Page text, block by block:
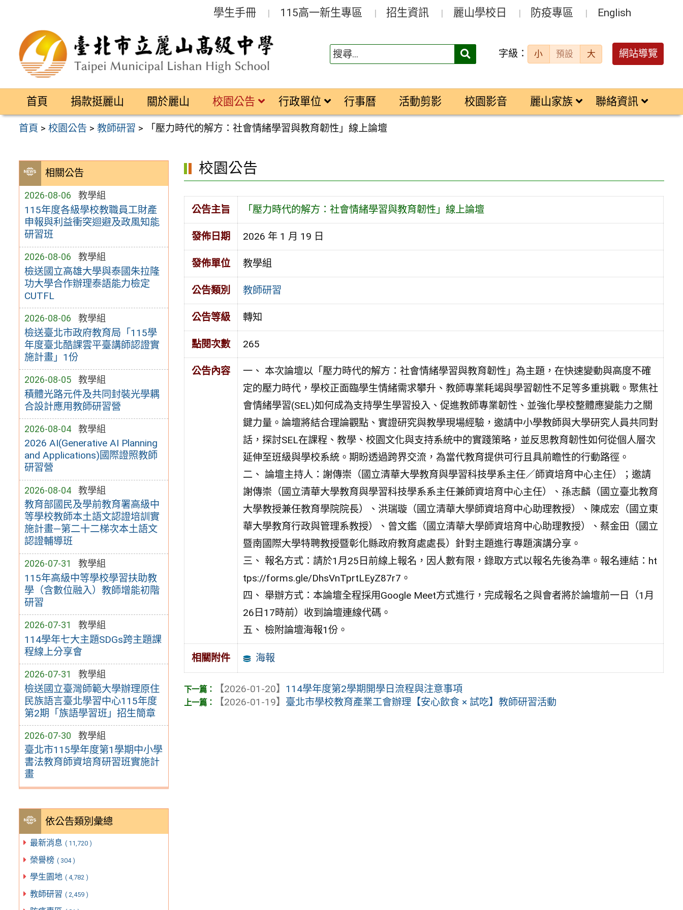
區
學生手冊 115高一新生專區 招生資訊 麗山學校日 防疫專區 English
搜
字級： 小 預設 大 網站導覽
首頁 捐款挺麗山 關於麗山 校園公告 行政單位 行事曆 活動剪影 校園影音 麗山家族 聯絡資訊
首頁 >校園公告 >教師研習 > 「壓力時代的解方：社會情緒學習與教育韌性」線上論壇
相關公告
2026-08-06 教學組
115年度各級學校教職員工財產
申報與利益衝突迴避及政風知能
研習班
2026-08-06 教學組
檢送國立高雄大學與泰國朱拉隆
功大學合作辦理泰語能力檢定
CUTFL
2026-08-06 教學組
檢送臺北市政府教育局「115學
年度臺北酷課雲平臺講師認證實
施計畫」1份
2026-08-05 教學組
積體光路元件及共同封裝光學耦
合設計應用教師研習營
2026-08-04 教學組
2026 AI(Generative AI Planning
and Applications)國際證照教師
研習營
2026-08-04 教學組
教育部國民及學前教育署高級中
等學校教師本土語文認證培訓實
施計畫—第二十二梯次本土語文
認證輔導班
2026-07-31 教學組
115年高級中等學校學習扶助教
學（含數位融入）教師增能初階
研習
2026-07-31 教學組
114學年七大主題SDGs跨主題課
程線上分享會
2026-07-31 教學組
檢送國立臺灣師範大學辦理原住
民族語言臺北學習中心115年度
第2期「族語學習班」招生簡章
2026-07-30 教學組
臺北市115學年度第1學期中小學
書法教育師資培育研習班實施計
畫
依公告類別彙總
最新消息 ( 11,720 )
榮譽榜 ( 304 )
學生園地 ( 4,782 )
教師研習 ( 2,459 )
校園公告
公告主旨 「壓力時代的解方：社會情緒學習與教育韌性」線上論壇
發佈日期 2026 年 1 月 19 日
發佈單位 教學組
公告類別 教師研習
公告等級 轉知
點閱次數 265
公告內容
一、 本次論壇以「壓力時代的解方：社會情緒學習與教育韌性」為主題，在快速變動與高度不確
定的壓力時代，學校正面臨學生情緒需求攀升、教師專業耗竭與學習韌性不足等多重挑戰。聚焦社
會情緒學習(SEL)如何成為支持學生學習投入、促進教師專業韌性、並強化學校整體應變能力之關
鍵力量。論壇將結合理論觀點、實證研究與教學現場經驗，邀請中小學教師與大學研究人員共同對
話，探討SEL在課程、教學、校園文化與支持系統中的實踐策略，並反思教育韌性如何從個人層次
延伸至班級與學校系統。期盼透過跨界交流，為當代教育提供可行且具前瞻性的行動路徑。
二、 論壇主持人：謝傳崇（國立清華大學教育與學習科技學系主任／師資培育中心主任）；邀請
謝傳崇（國立清華大學教育與學習科技學系系主任兼師資培育中心主任）、孫志麟（國立臺北教育
大學教授兼任教育學院院長）、洪瑞璇（國立清華大學師資培育中心助理教授）、陳成宏（國立東
華大學教育行政與管理系教授）、曾文鑑（國立清華大學師資培育中心助理教授）、蔡金田（國立
暨南國際大學特聘教授暨彰化縣政府教育處處長）針對主題進行專題演講分享。
三、 報名方式：請於1月25日前線上報名，因人數有限，錄取方式以報名先後為準。報名連結：ht
tps://forms.gle/DhsVnTprtLEyZ87r7。
四、 舉辦方式：本論壇全程採用Google Meet方式進行，完成報名之與會者將於論壇前一日（1月
26日17時前）收到論壇連線代碼。
五、 檢附論壇海報1份。
相關附件 海報
【2026-01-20】 114學年度第2學期開學日流程與注意事項
【2026-01-19】 臺北市學校教育產業工會辦理【安心飲食 × 試吃】教師研習活動